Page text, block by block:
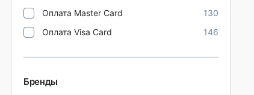
Оплата Master Card
130
Оплата Visa Card
146
Бренды